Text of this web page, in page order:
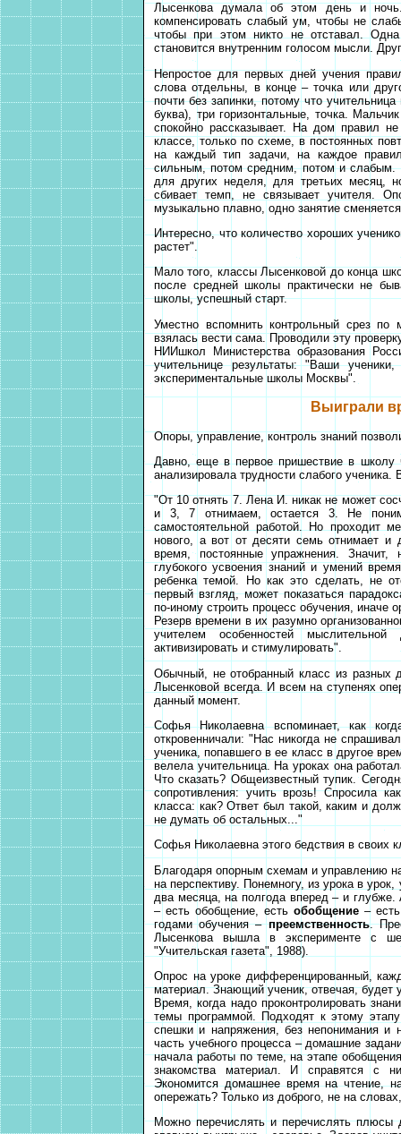
Лысенкова думала об этом день и
компенсировать слабый ум, чтобы не
чтобы при этом никто не отставал.
становится внутренним голосом мысли.
Непростое для первых дней учения
слова отдельны, в конце – точка или
почти без запинки, потому что
буква), три горизонтальные, точка.
спокойно рассказывает. На дом правил
классе, только по схеме, в постоянных
на каждый тип задачи, на каждое
сильным, потом средним, потом и
для других неделя, для третьих месяц,
сбивает темп, не связывает учителя.
музыкально плавно, одно занятие
Интересно, что количество хороших
растет".
Мало того, классы Лысенковой до конца
после средней школы практически не
школы, успешный старт.
Уместно вспомнить контрольный срез
взялась вести сама. Проводили эту
НИИшкол Министерства образования
учительнице результаты: "Ваши
экспериментальные школы Москвы".
Выиграли
Опоры, управление, контроль знаний
Давно, еще в первое пришествие в школу
анализировала трудности слабого ученика.
"От 10 отнять 7. Лена И. никак не может
и 3, 7 отнимаем, остается 3. Не
самостоятельной работой. Но проходит
нового, а вот от десяти семь отнимает и
время, постоянные упражнения.
глубокого усвоения знаний и умений
ребенка темой. Но как это сделать, не
первый взгляд, может показаться
по-иному строить процесс обучения, иначе
Резерв времени в их разумно
учителем особенностей
активизировать и стимулировать".
Обычный, не отобранный класс из
Лысенковой всегда. И всем на ступенях
данный момент.
Софья Николаевна вспоминает, как
откровенничали: "Нас никогда не
ученика, попавшего в ее класс в другое
велела учительница. На уроках она
Что сказать? Общеизвестный тупик.
сопротивления: учить врозь! Спросила
класса: как? Ответ был такой, каким и
не думать об остальных..."
Софья Николаевна этого бедствия в своих
Благодаря опорным схемам и управлению
на перспективу. Понемногу, из урока в
два месяца, на полгода вперед – и
– есть обобщение, естьобобщение–
годами обучения –преемственность.
Лысенкова вышла в эксперименте с
"Учительская газета", 1988).
Опрос на уроке дифференцированный,
материал. Знающий ученик, отвечая, будет
Время, когда надо проконтролировать
темы программой. Подходят к этому
спешки и напряжения, без непонимания и
часть учебного процесса – домашние
начала работы по теме, на этапе
знакомства материал. И справятся с
Экономится домашнее время на чтение,
опережать? Только из доброго, не на
Можно перечислять и перечислять плюсы